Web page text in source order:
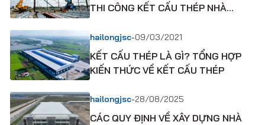
THI CÔNG KẾT CẤU THÉP NHÀ
hailongjsc-09/03/2021
KẾT CẤU THÉP LÀ GÌ? TỔNG HỢP
KIẾN THỨC VỀ KẾT CẤU THÉP
hailongjsc-28/08/2025
CÁC QUY ĐỊNH VỀ XÂY DỰNG NHÀ